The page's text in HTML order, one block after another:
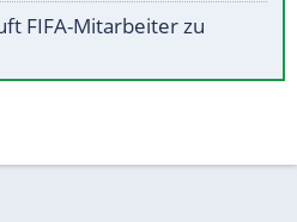
FIFA-Mitarbeiter zu